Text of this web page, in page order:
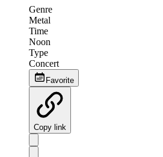
Genre
Metal
Time
Noon
Type
Concert
Favorite
Copy link